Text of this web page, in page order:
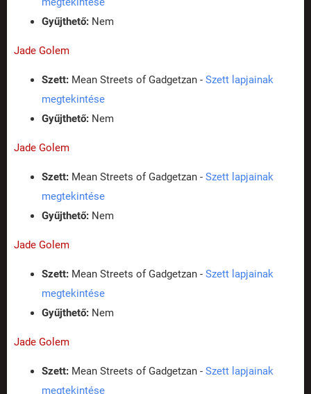
Gyűjthető: Nem
Jade Golem
Szett: Mean Streets of Gadgetzan - Szett lapjainak
megtekintése
Gyűjthető: Nem
Jade Golem
Szett: Mean Streets of Gadgetzan - Szett lapjainak
megtekintése
Gyűjthető: Nem
Jade Golem
Szett: Mean Streets of Gadgetzan - Szett lapjainak
megtekintése
Gyűjthető: Nem
Jade Golem
Szett: Mean Streets of Gadgetzan - Szett lapjainak
megtekintése